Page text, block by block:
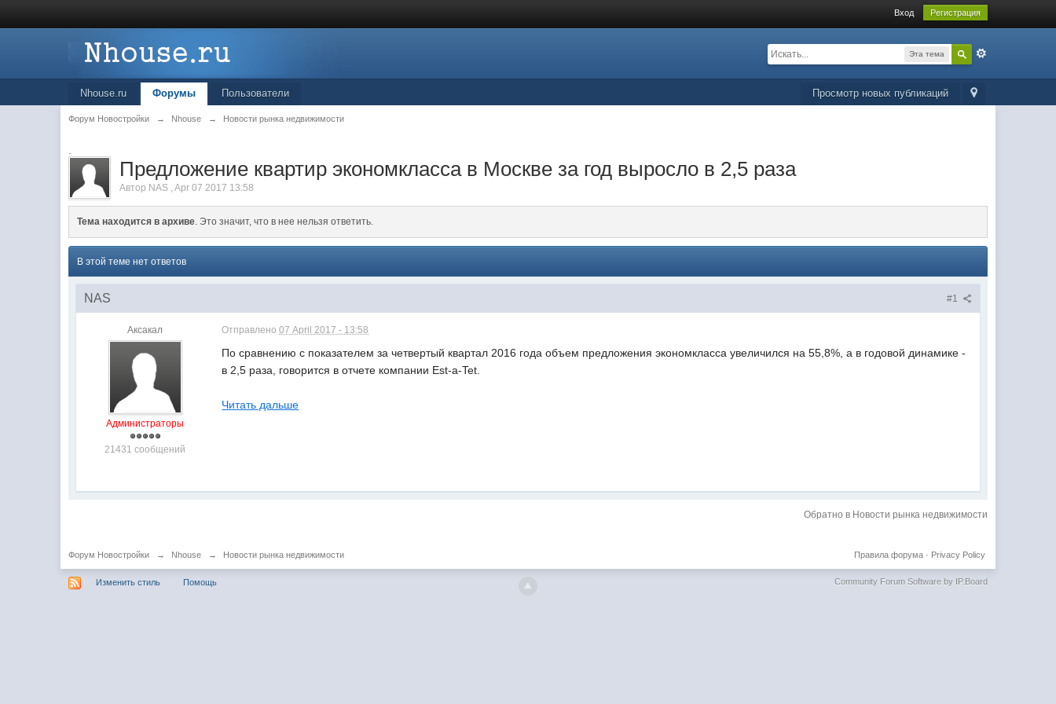
Вход Регистрация
Эта тема
Просмотр новых публикаций
Nhouse.ru Форумы Пользователи
Форум Новостройки → Nhouse → Новости рынка недвижимости
.
Предложение квартир экономкласса в Москве за год выросло в 2,5 раза
Автор NAS ,Apr 07 2017 13:58
Тема находится в архиве. Это значит, что в нее нельзя ответить.
В этой теме нет ответов
#1
NAS
Аксакал
Администраторы
21431 сообщений
Отправлено07 April 2017 - 13:58
По сравнению с показателем за четвертый квартал 2016 года объем предложения экономкласса увеличился на 55,8%, а в годовой динамике -
в 2,5 раза, говорится в отчете компании Est-a-Tet.
Читать дальше
Обратно в Новости рынка недвижимости
Форум Новостройки → Nhouse → Новости рынка недвижимости Privacy Policy
Правила форума·
Изменить стиль Помощь Community Forum Software by IP.Board